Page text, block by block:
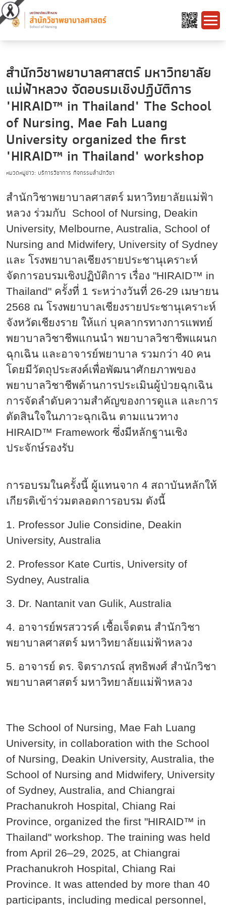
สำนักวิชาพยาบาลศาสตร์ มหาวิทยาลัย
แม่ฟ้าหลวง จัดอบรมเชิงปฏิบัติการ
"HIRAID™ in Thailand" The School
of Nursing, Mae Fah Luang
University organized the first
"HIRAID™ in Thailand" workshop
หมวดหมู่ข่าว: บริการวิชาการ กิจกรรมสำนักวิชา
สำนักวิชาพยาบาลศาสตร์ มหาวิทยาลัยแม่ฟ้า
หลวง ร่วมกับ School of Nursing, Deakin
University, Melbourne, Australia, School of
Nursing and Midwifery, University of Sydney
และ โรงพยาบาลเชียงรายประชานุเคราะห์
จัดการอบรมเชิงปฏิบัติการ เรื่อง "HIRAID™ in
Thailand" ครั้งที่ 1 ระหว่างวันที่ 26-29 เมษายน
2568 ณ โรงพยาบาลเชียงรายประชานุเคราะห์
จังหวัดเชียงราย ให้แก่ บุคลากรทางการแพทย์
พยาบาลวิชาชีพแกนนำ พยาบาลวิชาชีพแผนก
ฉุกเฉิน และอาจารย์พยาบาล รวมกว่า 40 คน
โดยมีวัตถุประสงค์เพื่อพัฒนาศักยภาพของ
พยาบาลวิชาชีพด้านการประเมินผู้ป่วยฉุกเฉิน
การจัดลำดับความสำคัญของการดูแล และการ
ตัดสินใจในภาวะฉุกเฉิน ตามแนวทาง
HIRAID™ Framework ซึ่งมีหลักฐานเชิง
ประจักษ์รองรับ
การอบรมในครั้งนี้ ผู้แทนจาก 4 สถาบันหลักให้
เกียรติเข้าร่วมตลอดการอบรม ดังนี้
1. Professor Julie Considine, Deakin
University, Australia
2. Professor Kate Curtis, University of
Sydney, Australia
3. Dr. Nantanit van Gulik, Australia
4. อาจารย์พรสววรค์ เชื้อเจ็ดตน สำนักวิชา
พยาบาลศาสตร์ มหาวิทยาลัยแม่ฟ้าหลวง
5. อาจารย์ ดร. จิตราภรณ์ สุทธิพงศ์ สำนักวิชา
พยาบาลศาสตร์ มหาวิทยาลัยแม่ฟ้าหลวง
The School of Nursing, Mae Fah Luang
University, in collaboration with the School
of Nursing, Deakin University, Australia, the
School of Nursing and Midwifery, University
of Sydney, Australia, and Chiangrai
Prachanukroh Hospital, Chiang Rai
Province, organized the first "HIRAID™ in
Thailand" workshop. The training was held
from April 26–29, 2025, at Chiangrai
Prachanukroh Hospital, Chiang Rai
Province. It was attended by more than 40
participants, including medical personnel,